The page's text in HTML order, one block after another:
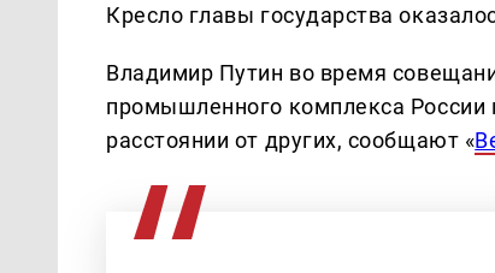
Кресло главы государства
Владимир Путин во время
промышленного комплекса России
расстоянии от других, сообщают «